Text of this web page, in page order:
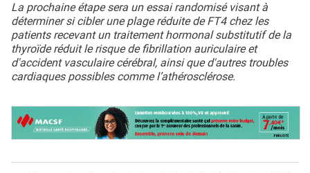
La prochaine étape sera un essai randomisé visant à
déterminer si cibler une plage réduite de FT4 chez les
patients recevant un traitement hormonal substitutif de la
thyroïde réduit le risque de fibrillation auriculaire et
d'accident vasculaire cérébral, ainsi que d'autres troubles
cardiaques possibles comme l’athérosclérose.